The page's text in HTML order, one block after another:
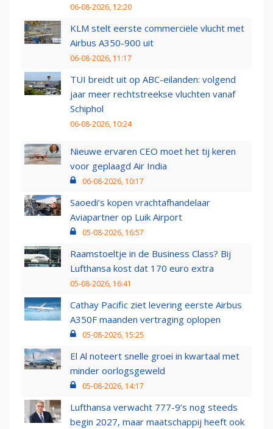
06-08-2026, 12:20
KLM stelt eerste commerciële vlucht met
Airbus A350-900 uit
06-08-2026, 11:17
TUI breidt uit op ABC-eilanden: volgend
jaar meer rechtstreekse vluchten vanaf
Schiphol
06-08-2026, 10:24
Nieuwe ervaren CEO moet het tij keren
voor geplaagd Air India
06-08-2026, 10:17
Saoedi’s kopen vrachtafhandelaar
Aviapartner op Luik Airport
05-08-2026, 16:57
Raamstoeltje in de Business Class? Bij
Lufthansa kost dat 170 euro extra
05-08-2026, 16:41
Cathay Pacific ziet levering eerste Airbus
A350F maanden vertraging oplopen
05-08-2026, 15:25
El Al noteert snelle groei in kwartaal met
minder oorlogsgeweld
05-08-2026, 14:17
Lufthansa verwacht 777-9’s nog steeds
begin 2027, maar maatschappij heeft ook